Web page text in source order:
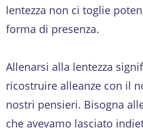
lentezza non ci toglie
forma di presenza.
Allenarsi alla lentezza
ricostruire alleanze con il
nostri pensieri. Bisogna
che avevamo lasciato